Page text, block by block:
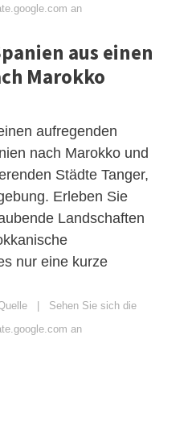
an
aus einen
Marokko
aufregenden
nach Marokko und
Städte Tanger,
Erleben Sie
Landschaften
nur eine kurze
| Sehen Sie sich die
an